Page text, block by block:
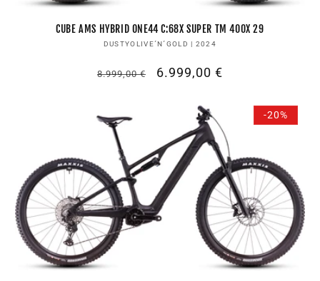
CUBE AMS HYBRID ONE44 C:68X SUPER TM 400X 29
Anbieter:
DUSTYOLIVE´N´GOLD | 2024
Normaler
8.999,00 € Verkaufspreis
6.999,00 €
-20%